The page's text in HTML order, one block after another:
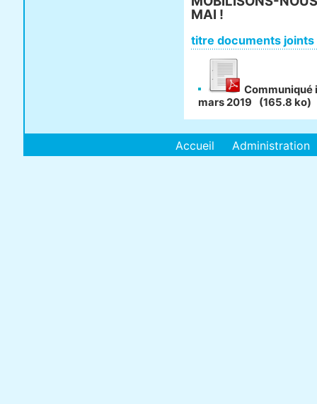
MAI !
titre documents joints
Communiqué
mars 2019
(165.8 ko)
Accueil Administration